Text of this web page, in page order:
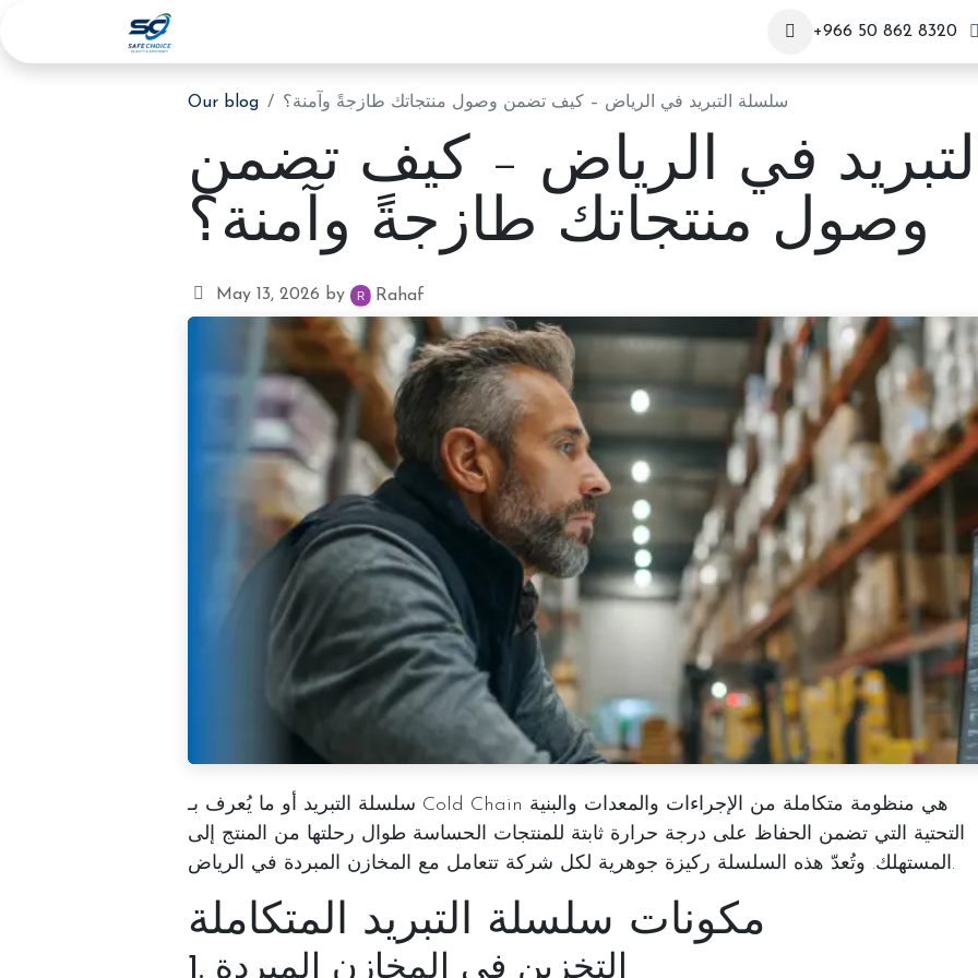
+966 50 862 8320
Our blog سلسلة التبريد في الرياض – كيف تضمن وصول منتجاتك طازجةً وآمنة؟
في الرياض – كيف تضمن
وصول منتجاتك طازجةً وآمنة؟
May 13, 2026 by Rahaf
سلسلة التبريد أو ما يُعرف بـ Cold Chain هي منظومة متكاملة من الإجراءات والمعدات والبنية
التحتية التي تضمن الحفاظ على درجة حرارة ثابتة للمنتجات الحساسة طوال رحلتها من المنتج إلى
المستهلك. وتُعدّ هذه السلسلة ركيزة جوهرية لكل شركة تتعامل مع المخازن المبردة في الرياض.
مكونات سلسلة التبريد المتكاملة
1. التخزين في المخازن المبردة